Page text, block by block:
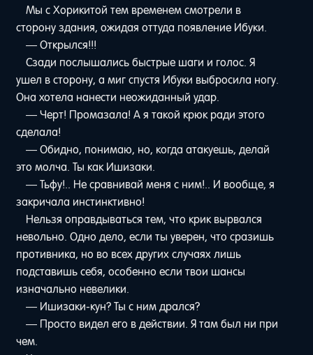
Мы с Хорикитой тем временем смотрели в
сторону здания, ожидая оттуда появление Ибуки.
— Открылся!!!
Сзади послышались быстрые шаги и голос. Я
ушел в сторону, а миг спустя Ибуки выбросила ногу.
Она хотела нанести неожиданный удар.
— Черт! Промазала! А я такой крюк ради этого
сделала!
— Обидно, понимаю, но, когда атакуешь, делай
это молча. Ты как Ишизаки.
— Тьфу!.. Не сравнивай меня с ним!.. И вообще, я
закричала инстинктивно!
Нельзя оправдываться тем, что крик вырвался
невольно. Одно дело, если ты уверен, что сразишь
противника, но во всех других случаях лишь
подставишь себя, особенно если твои шансы
изначально невелики.
— Ишизаки-кун? Ты с ним дрался?
— Просто видел его в действии. Я там был ни при
чем.